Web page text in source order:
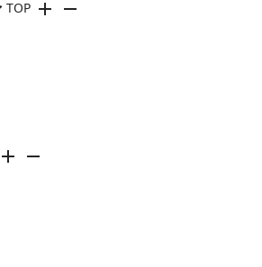
TOP add remove
add remove